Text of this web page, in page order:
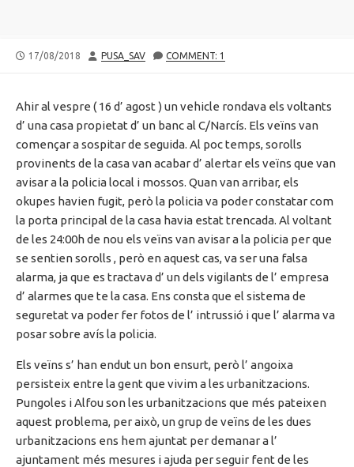
PUBLISHED
17/08/2018 AUTHOR
PUSA_SAV COMMENT: 1
Ahir al vespre ( 16 d’ agost ) un vehicle rondava els voltants
d’ una casa propietat d’ un banc al C/Narcís. Els veïns van
començar a sospitar de seguida. Al poc temps, sorolls
provinents de la casa van acabar d’ alertar els veïns que van
avisar a la policia local i mossos. Quan van arribar, els
okupes havien fugit, però la policia va poder constatar com
la porta principal de la casa havia estat trencada. Al voltant
de les 24:00h de nou els veïns van avisar a la policia per que
se sentien sorolls , però en aquest cas, va ser una falsa
alarma, ja que es tractava d’ un dels vigilants de l’ empresa
d’ alarmes que te la casa. Ens consta que el sistema de
seguretat va poder fer fotos de l’ intrussió i que l’ alarma va
posar sobre avís la policia.
Els veïns s’ han endut un bon ensurt, però l’ angoixa
persisteix entre la gent que vivim a les urbanitzacions.
Pungoles i Alfou son les urbanitzacions que més pateixen
aquest problema, per això, un grup de veïns de les dues
urbanitzacions ens hem ajuntat per demanar a l’
ajuntament més mesures i ajuda per seguir fent de les